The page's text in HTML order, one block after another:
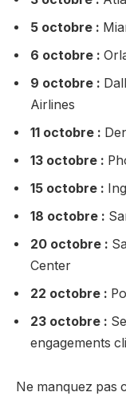
5 octobre :
6 octobre :
9 octobre :
Airlines
11 octobre :
13 octobre :
15 octobre :
18 octobre :
20 octobre :
Center
22 octobre :
23 octobre :
engagements
Ne manquez pas